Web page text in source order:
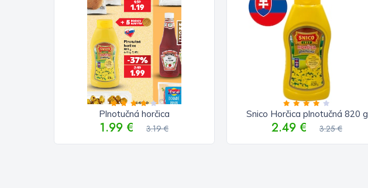
Plnotučná horčica
1.99 € 3.19 €
Snico Horčica plnotučná 820 g
2.49 € 3.25 €